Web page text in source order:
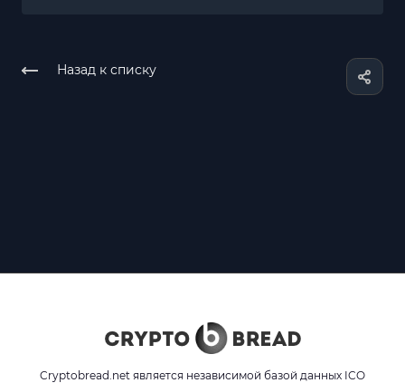
Назад к списку
Cryptobread.net является независимой базой данных ICO